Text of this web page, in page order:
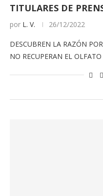
TITULARES DE
por L. V. 26/12/2022
DESCUBREN LA RAZÓN
NO RECUPERAN EL